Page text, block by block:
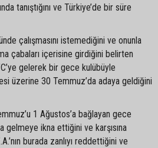
tanıştığını ve Türkiye’de bir süre
çalışmasını istemediğini ve onunla
çabaları içerisine girdiğini belirten
gelerek bir gece kulübüyle
üzerine 30 Temmuz’da adaya geldiğini
1 Ağustos’a bağlayan gece
gelmeye ikna ettiğini ve karşısına
burada zanlıyı reddettiğini ve